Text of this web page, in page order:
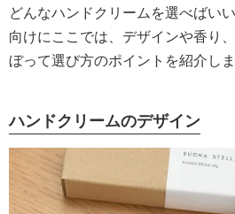
どんなハンドクリームを選べばい
向けにここでは、デザインや香り
ぼって選び方のポイントを紹介しま
ハンドクリームのデザイン